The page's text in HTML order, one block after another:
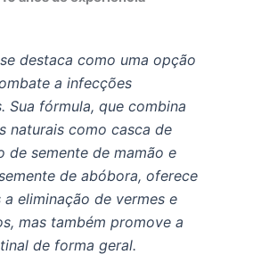
destaca como uma opção
a infecções
Sua fórmula, que combina
naturais como casca de
de semente de mamão e
de abóbora, oferece
a eliminação de vermes e
mas também promove a
de forma geral.